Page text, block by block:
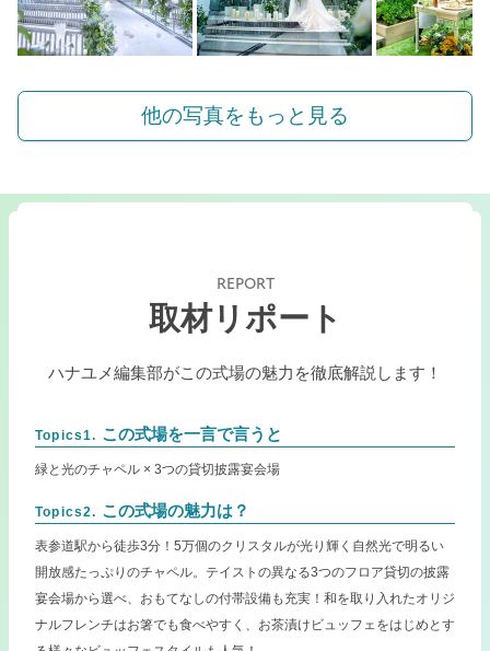
他の写真をもっと見る
REPORT
取材リポート
ハナユメ編集部がこの式場の魅力を徹底解説します！
Topics1. この式場を一言で言うと
緑と光のチャペル × 3つの貸切披露宴会場
Topics2. この式場の魅力は？
表参道駅から徒歩3分！5万個のクリスタルが光り輝く自然光で明るい
開放感たっぷりのチャペル。テイストの異なる3つのフロア貸切の披露
宴会場から選べ、おもてなしの付帯設備も充実！和を取り入れたオリジ
ナルフレンチはお箸でも食べやすく、お茶漬けビュッフェをはじめとす